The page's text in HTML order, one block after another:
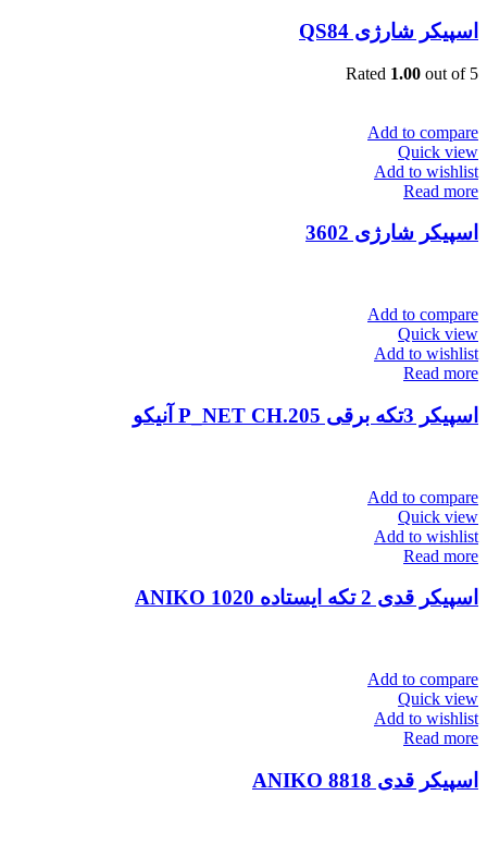
اسپیکر شارژی QS84
Rated 1.00 out of 5
Add to compare
Quick view
Add to wishlist
Read more
اسپیکر شارژی 3602
Add to compare
Quick view
Add to wishlist
Read more
اسپیکر 3تکه برقی P_NET CH.205 آنیکو
Add to compare
Quick view
Add to wishlist
Read more
اسپیکر قدی 2 تکه ایستاده ANIKO 1020
Add to compare
Quick view
Add to wishlist
Read more
اسپیکر قدی ANIKO 8818